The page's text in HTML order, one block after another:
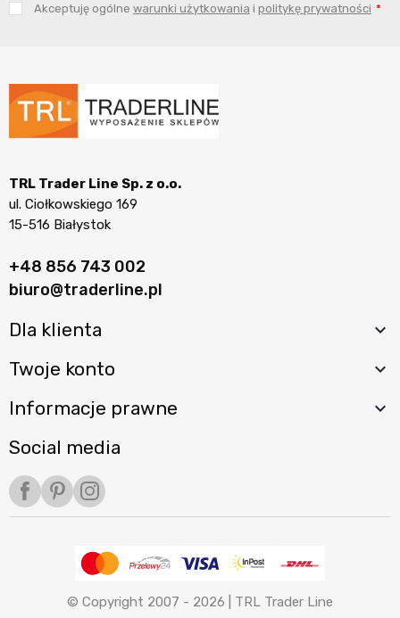
Akceptuję ogólne warunki użytkowania i politykę prywatności
TRL Trader Line Sp. z o.o.
ul. Ciołkowskiego 169
15-516 Białystok
+48 856 743 002
biuro@traderline.pl
Dla klienta 
Twoje konto 
Informacje prawne 
Social media
Facebook
PinterestInstagram
© Copyright 2007 - 2026 | TRL Trader Line